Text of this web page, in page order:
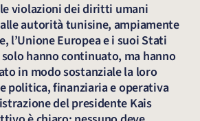
violazioni dei diritti umani
autorità tunisine, ampiamente
l’Unione Europea e i suoi Stati
hanno continuato, ma hanno
in modo sostanziale la loro
politica, finanziaria e operativa
del presidente Kais